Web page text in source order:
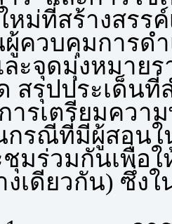
หม่ที่สร้างสรร
ผู้ควบคุมการด
ละจุดมุ่งหมา
สรุปประเด็น
การเตรียมควา
กรณีที่มีผู้สอนใ
มร่วมกันเพื่อ
งเดียวกัน) ซึ่ง